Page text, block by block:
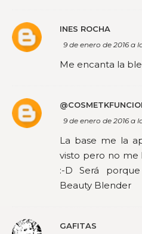
INES ROCHA
9 de enero de 2016 a
Me encanta la
9 de enero de 2016 a
La base me la
visto pero no me
:-D Será
Beauty Blender
GAFITAS